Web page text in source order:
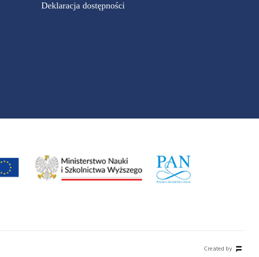
Deklaracja dostępności
Created by